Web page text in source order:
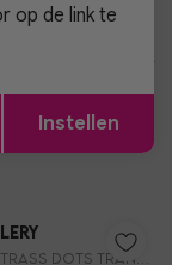
op de link te
Instellen